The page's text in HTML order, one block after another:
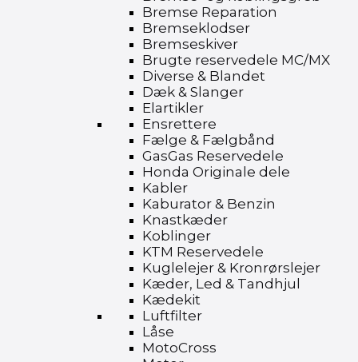
Bremse Reparation
Bremseklodser
Bremseskiver
Brugte reservedele MC/MX
Diverse & Blandet
Dæk & Slanger
Elartikler
Ensrettere
Fælge & Fælgbånd
GasGas Reservedele
Honda Originale dele
Kabler
Kaburator & Benzin
Knastkæder
Koblinger
KTM Reservedele
Kuglelejer & Kronrørslejer
Kæder, Led & Tandhjul
Kædekit
Luftfilter
Låse
MotoCross